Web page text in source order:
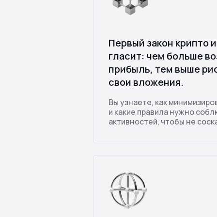
Первый закон крипто
гласит: чем больше
прибыль, тем выше
свои вложения.
Вы узнаете, как
и какие правила нужно
активностей, чтобы не